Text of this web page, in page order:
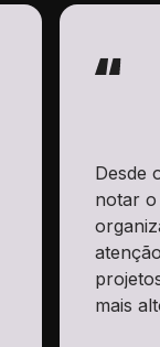
Desde
notar o
mais